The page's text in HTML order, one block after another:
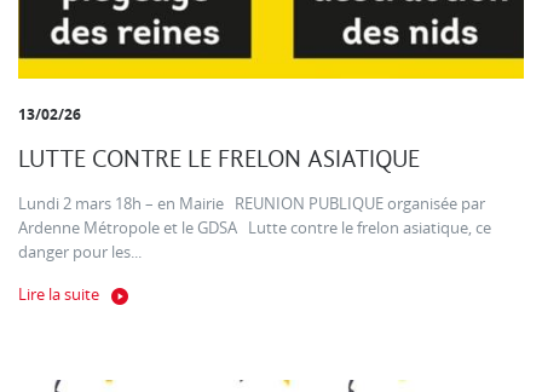
13/02/26
LUTTE CONTRE LE FRELON ASIATIQUE
Lundi 2 mars 18h – en Mairie REUNION PUBLIQUE organisée par
Ardenne Métropole et le GDSA Lutte contre le frelon asiatique, ce
danger pour les...
Lire la suite